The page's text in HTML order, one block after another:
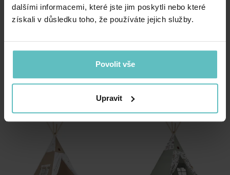
dalšími informacemi, které jste jim poskytli nebo které
získali v důsledku toho, že používáte jejich služby.
Povolit vše
Upravit
okénkem – sada s
podložkou a 3 polštáři Grey
okénkem – sada s
podložkou Grey Galaxy +
2424.00Kč